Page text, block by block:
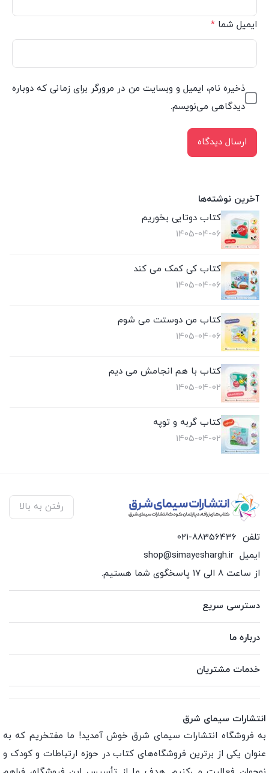
آخرین نوشته‌ها
کتاب دوتایی بخوریم
1405-04-06
کتاب کی کمک می کند
1405-04-06
کتاب من دوستت می شوم
1405-04-06
کتاب با هم انجامش می دیم
1405-04-02
کتاب گربه و توپه
1405-04-02
ایمیل شما *
ذخیره نام، ایمیل و وبسایت من در مرورگر برای زمانی که دوباره
دیدگاهی می‌نویسم.
رفتن به بالا
تلفن 021-88356436
ایمیل shop@simayeshargh.ir
از ساعت 8 الی 17 پاسخگوی شما هستیم.
دسترسی سریع
درباره ما
خدمات مشتریان
انتشارات سیمای شرق
به فروشگاه انتشارات سیمای شرق خوش آمدید! ما مفتخریم که به
عنوان یکی از برترین فروشگاه‌های کتاب در حوزه ارتباطات و کودک و